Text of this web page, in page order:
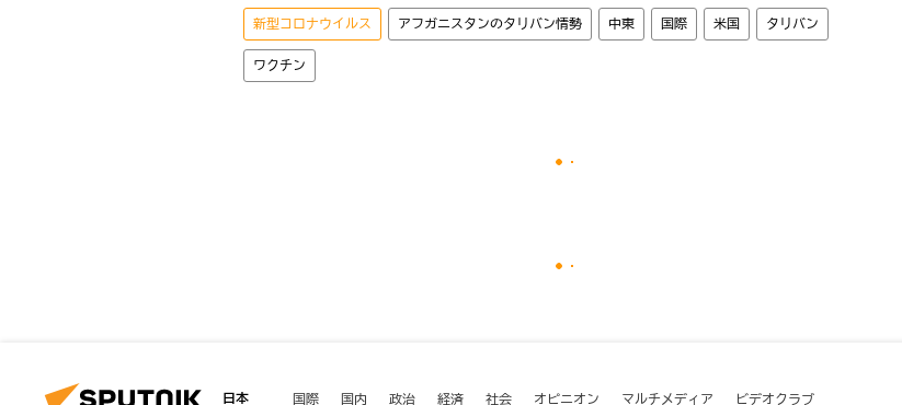
新型コロナウイルス アフガニスタンのタリバン情勢 中東 国際 米国 タリバン
ワクチン
日本 国際 国内 政治 経済 社会 オピニオン マルチメディア ビデオクラブ